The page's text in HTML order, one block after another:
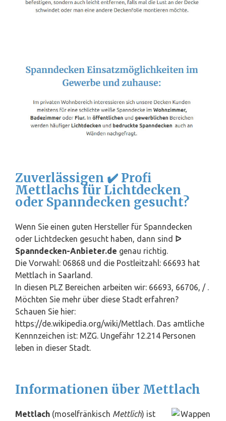
Zuverlässigen ✔️ Profi
Mettlachs für Lichtdecken
oder Spanndecken gesucht?
Wenn Sie einen guten Hersteller für Spanndecken
oder Lichtdecken gesucht haben, dann sind ᐅ
Spanndecken-Anbieter.de genau richtig.
Die Vorwahl: 06868 und die Postleitzahl: 66693 hat
Mettlach in Saarland .
In diesen PLZ Bereichen arbeiten wir: 66693, 66706, / .
Möchten Sie mehr über diese Stadt erfahren?
Schauen Sie hier:
https://de.wikipedia.org/wiki/Mettlach. Das amtliche
Kennnzeichen ist: MZG. Ungefähr 12.214 Personen
leben in dieser Stadt.
Informationen über Mettlach
Mettlach (moselfränkisch Mettlich) ist